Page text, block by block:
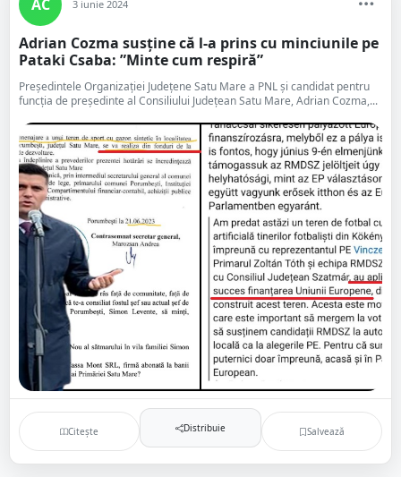
AC 3 iunie 2024
Adrian Cozma susține că l-a prins cu minciunile pe
Pataki Csaba: ”Minte cum respiră”
Președintele Organizației Județene Satu Mare a PNL și candidat pentru
funcția de președinte al Consiliului Județean Satu Mare, Adrian Cozma,...
Citește Distribuie Salvează